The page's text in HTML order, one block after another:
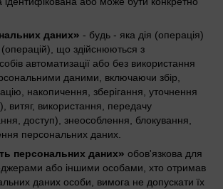
даних» - будь - яка дія (операція)
(операцій), що здійснюються з
автоматизації або без використання
даними, включаючи збір,
накопичення, зберігання, уточнення
витяг, використання, передачу
доступ), знеособлення, блокування,
персональних даних.
персональних даних» обов'язкова для
або іншими особами, хто отримав
даних особи, вимога не допускати їх